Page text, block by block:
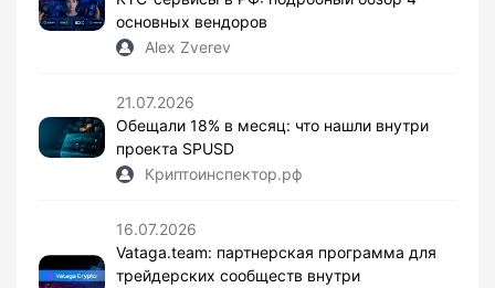
основных вендоров
Alex Zverev
21.07.2026
Обещали 18% в месяц: что нашли внутри
проекта SPUSD
Криптоинспектор.рф
16.07.2026
Vataga.team: партнерская программа для
трейдерских сообществ внутри